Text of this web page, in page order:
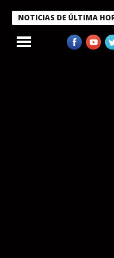
NOTICIAS DE ÚLTIMA
Internacional del